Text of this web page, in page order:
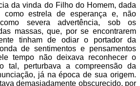
da vinda do Filho do Homem, dada
estrela de esperança e, não
severa advertência, sob os
massas, que, por se encontrarem
tinham de odiar o portador da
de sentimentos e pensamentos
tempo não deixava reconhecer o
tal, perturbava a compreensão da
já na época de sua origem.
demasiadamente obscurecido, por